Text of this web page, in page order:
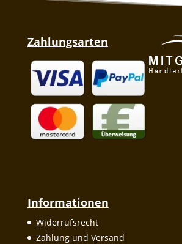
Zahlungsarten
Informationen
Widerrufsrecht
Zahlung und Versand